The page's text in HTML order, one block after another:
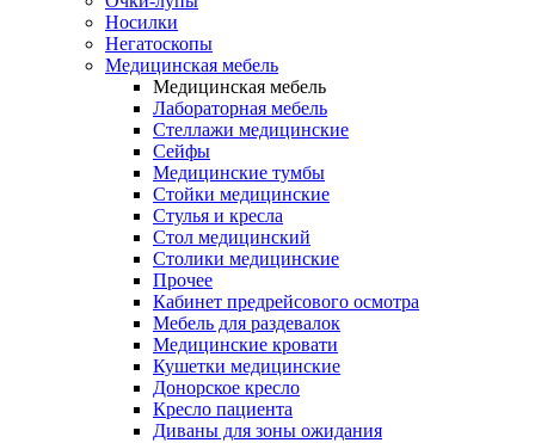
Носилки
Негатоскопы
Медицинская мебель
Медицинская мебель
Лабораторная мебель
Стеллажи медицинские
Сейфы
Медицинские тумбы
Стойки медицинские
Cтулья и кресла
Стол медицинский
Столики медицинские
Прочее
Кабинет предрейсового осмотра
Мебель для раздевалок
Медицинские кровати
Кушетки медицинские
Донорское кресло
Кресло пациента
Диваны для зоны ожидания